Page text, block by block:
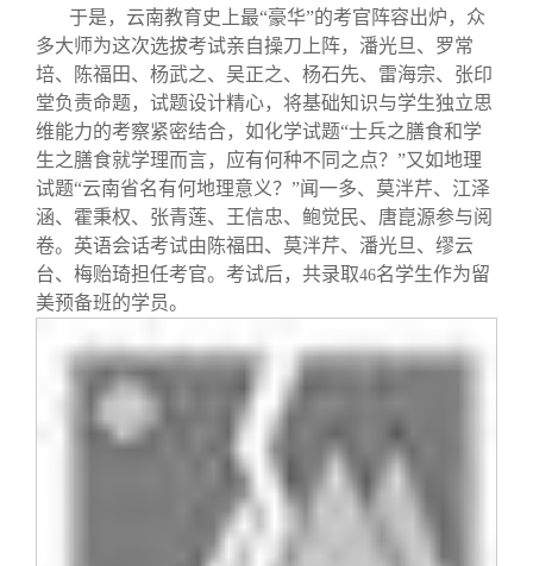
制度法规
联系我们
于是，云南教育史上最“豪华”的考官阵容出炉，众
多大师为这次选拔考试亲自操刀上阵，潘光旦、罗常
培、陈福田、杨武之、吴正之、杨石先、雷海宗、张印
堂负责命题，试题设计精心，将基础知识与学生独立思
维能力的考察紧密结合，如化学试题“士兵之膳食和学
生之膳食就学理而言，应有何种不同之点？”又如地理
试题“云南省名有何地理意义？”闻一多、莫泮芹、江泽
涵、霍秉权、张青莲、王信忠、鲍觉民、唐崑源参与阅
卷。英语会话考试由陈福田、莫泮芹、潘光旦、缪云
台、梅贻琦担任考官。考试后，共录取46名学生作为留
美预备班的学员。